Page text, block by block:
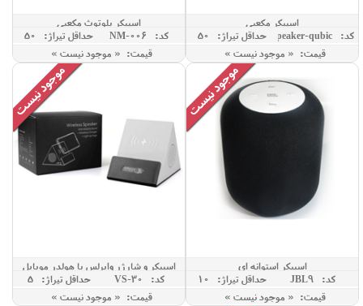
اسپیکر مکعبی
کد: Speaker-qubic
حداقل تيراژ: 50
قیمت: « موجود نیست »
اسپیکر بلوتوث مکعبی
کد: NM-006
حداقل تيراژ: 50
قیمت: « موجود نیست »
اسپیکر استوانه ای
کد: JBL9
حداقل تيراژ: 10
قیمت: « موجود نیست »
اسپیکر و شارژر وایرلس با هولدر موبایل
کد: VS-30
حداقل تيراژ: 5
قیمت: « موجود نیست »